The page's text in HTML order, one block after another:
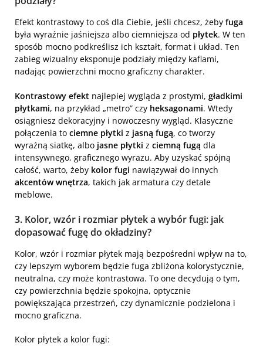
Efekt kontrastowy to coś dla Ciebie, jeśli chcesz, żeby fuga
była wyraźnie jaśniejsza albo ciemniejsza od płytek. W ten
sposób mocno podkreślisz ich kształt, format i układ. Ten
zabieg wizualny eksponuje podziały między kaflami,
nadając powierzchni mocno graficzny charakter.
Kontrastowy efekt najlepiej wygląda z prostymi, gładkimi
płytkami, na przykład „metro” czy heksagonami. Wtedy
osiągniesz dekoracyjny i nowoczesny wygląd. Klasyczne
połączenia to ciemne płytki z jasną fugą, co tworzy
wyraźną siatkę, albo jasne płytki z ciemną fugą dla
intensywnego, graficznego wyrazu. Aby uzyskać spójną
całość, warto, żeby kolor fugi nawiązywał do innych
akcentów wnętrza, takich jak armatura czy detale
meblowe.
3. Kolor, wzór i rozmiar płytek a wybór fugi: jak
dopasować fugę do okładziny?
Kolor, wzór i rozmiar płytek mają bezpośredni wpływ na to,
czy lepszym wyborem będzie fuga zbliżona kolorystycznie,
neutralna, czy może kontrastowa. To one decydują o tym,
czy powierzchnia będzie spokojna, optycznie
powiększająca przestrzeń, czy dynamicznie podzielona i
mocno graficzna.
Kolor płytek a kolor fugi: